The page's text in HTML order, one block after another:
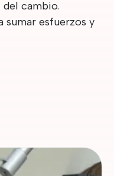
cambio.
sumar esfuerzos y